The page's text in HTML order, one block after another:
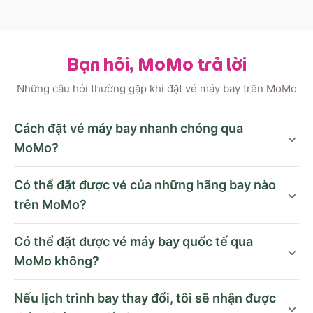
Bạn hỏi, MoMo trả lời
Những câu hỏi thường gặp khi đặt vé máy bay trên MoMo
Cách đặt vé máy bay nhanh chóng qua
MoMo?
Có thể đặt được vé của những hãng bay nào
trên MoMo?
Có thể đặt được vé máy bay quốc tế qua
MoMo không?
Nếu lịch trình bay thay đổi, tôi sẽ nhận được